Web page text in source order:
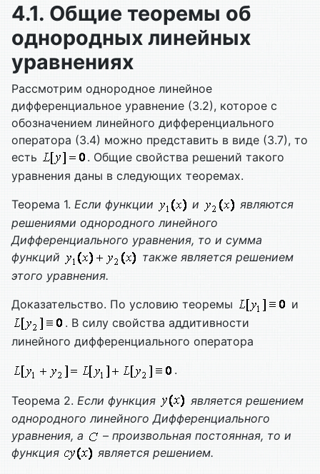
4.1. Общие теоремы об
однородных линейных
уравнениях
Рассмотрим однородное линейное
дифференциальное уравнение (3.2), которое с
обозначением линейного дифференциального
оператора (3.4) можно представить в виде (3.7), то
есть
. Общие свойства решений такого
уравнения даны в следующих теоремах.
Теорема 1. Если функции и
являются
решениями однородного линейного
Дифференциального уравнения, то и сумма
функций
также является решением
этого уравнения.
Доказательство. По условию теоремы
и
. В силу свойства аддитивности
линейного дифференциального оператора
.
Теорема 2. Если функция
является решением
однородного линейногоДифференциального
уравнения, а
– произвольная постоянная, то и
функция
является решением.